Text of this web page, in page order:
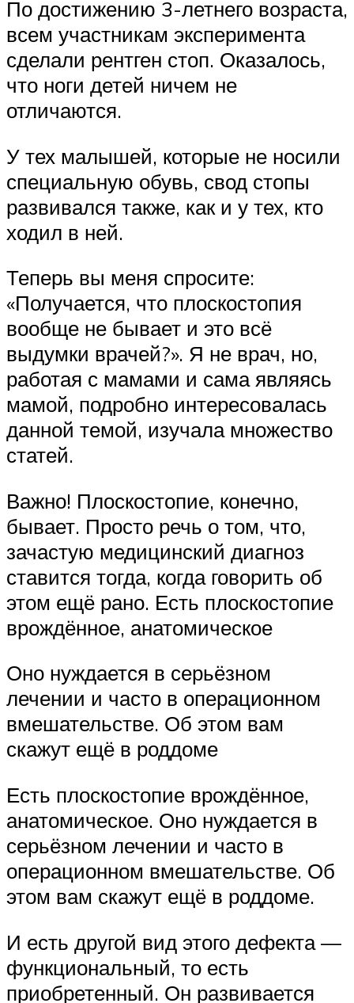
По достижению 3-летнего возраста,
всем участникам эксперимента
сделали рентген стоп. Оказалось,
что ноги детей ничем не
отличаются.
У тех малышей, которые не носили
специальную обувь, свод стопы
развивался также, как и у тех, кто
ходил в ней.
Теперь вы меня спросите:
«Получается, что плоскостопия
вообще не бывает и это всё
выдумки врачей?». Я не врач, но,
работая с мамами и сама являясь
мамой, подробно интересовалась
данной темой, изучала множество
статей.
Важно! Плоскостопие, конечно,
бывает. Просто речь о том, что,
зачастую медицинский диагноз
ставится тогда, когда говорить об
этом ещё рано. Есть плоскостопие
врождённое, анатомическое
Оно нуждается в серьёзном
лечении и часто в операционном
вмешательстве. Об этом вам
скажут ещё в роддоме
Есть плоскостопие врождённое,
анатомическое. Оно нуждается в
серьёзном лечении и часто в
операционном вмешательстве. Об
этом вам скажут ещё в роддоме.
И есть другой вид этого дефекта —
функциональный, то есть
приобретенный. Он развивается